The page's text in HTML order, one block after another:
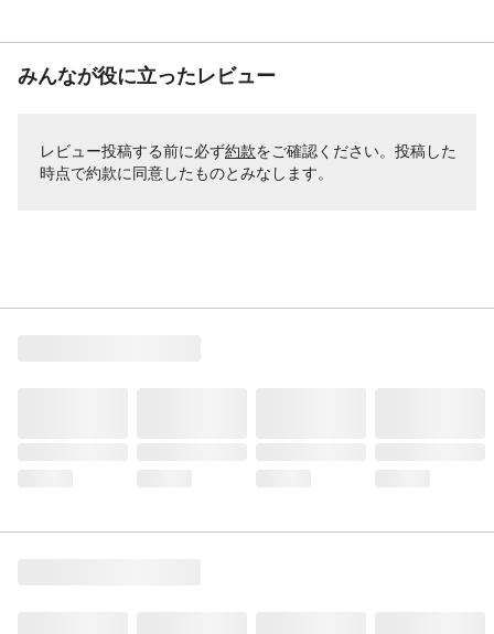
みんなが役に立ったレビュー
レビュー投稿する前に必ず約款をご確認ください。投稿した
時点で約款に同意したものとみなします。